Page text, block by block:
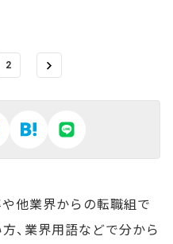
2
他業界からの転職組で
、業界用語などで分から